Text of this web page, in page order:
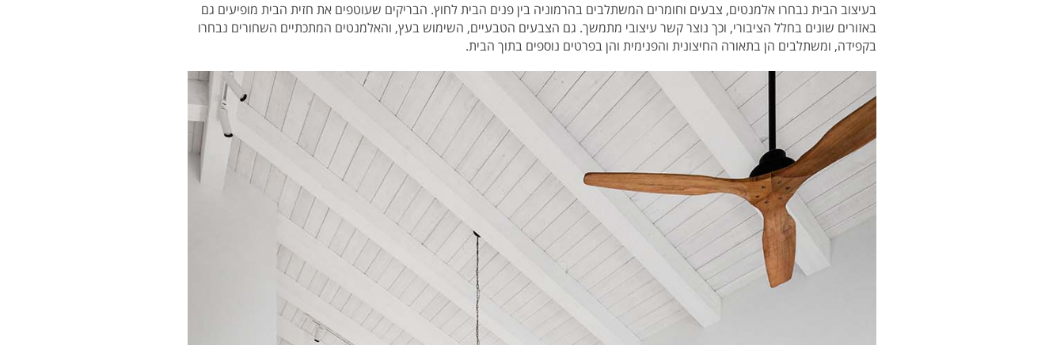
בעיצוב הבית נבחרו אלמנטים, צבעים וחומרים המשתלבים בהרמוניה בין פנים הבית לחוץ. הבריקים שעוטפים את חזית הבית מופיעים גם
באזורים שונים בחלל הציבורי, וכך נוצר קשר עיצובי מתמשך. גם הצבעים הטבעיים, השימוש בעץ, והאלמנטים המתכתיים השחורים נבחרו
בקפידה, ומשתלבים הן בתאורה החיצונית והפנימית והן בפרטים נוספים בתוך הבית.